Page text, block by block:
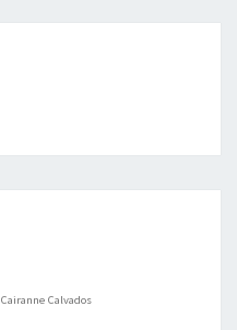
Cairanne Calvados